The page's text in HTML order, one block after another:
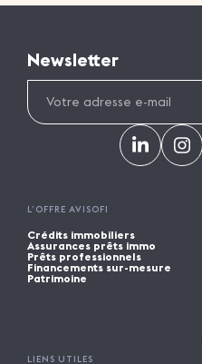
Newsletter
L’OFFRE AVISOFI
Crédits immobiliers
Assurances prêts immo
Prêts professionnels
Financements sur-mesure
Patrimoine
LIENS UTILES